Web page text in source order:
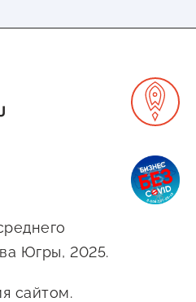
Югры, 2025.
сайтом.